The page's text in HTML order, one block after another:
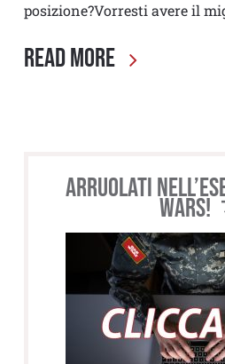
posizione?Vorresti avere il
Read More
Arruolati